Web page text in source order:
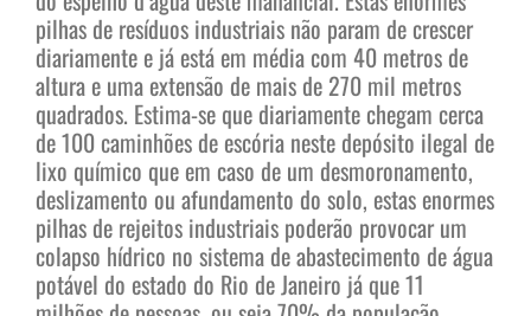
pilhas de resíduos industriais não param de crescer
diariamente e já está em média com 40 metros de
altura e uma extensão de mais de 270 mil metros
quadrados. Estima-se que diariamente chegam cerca
de 100 caminhões de escória neste depósito ilegal de
lixo químico que em caso de um desmoronamento,
deslizamento ou afundamento do solo, estas enormes
pilhas de rejeitos industriais poderão provocar um
colapso hídrico no sistema de abastecimento de água
potável do estado do Rio de Janeiro já que 11